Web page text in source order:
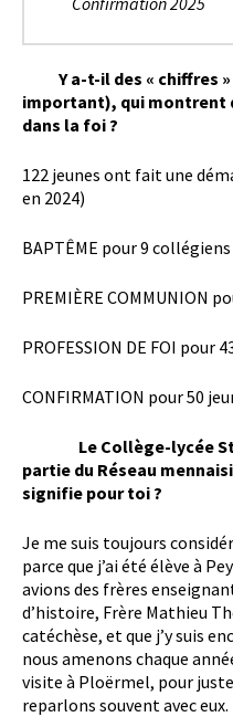
Y a-t-il des « chiffres »
important), qui montrent
dans la foi ?
122 jeunes ont fait une
en 2024)
BAPTÊME pour 9
PREMIÈRE COMMUNION
PROFESSION DE FOI pour
CONFIRMATION pour 50
Le Collège-lycée St
partie du Réseau
signifie pour toi ?
Je me suis toujours
parce que j’ai été élève à
avions des frères
d’histoire, Frère Mathieu
catéchèse, et que j’y suis
nous amenons chaque
visite à Ploërmel, pour
reparlons souvent avec eux.